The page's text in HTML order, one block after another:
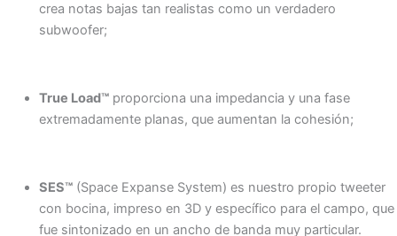
crea notas bajas tan realistas como un verdadero
subwoofer;
True Load™proporciona una impedancia y una fase
extremadamente planas, que aumentan la cohesión;
SES™(Space Expanse System) es nuestro propio tweeter
con bocina, impreso en 3D y específico para el campo, que
fue sintonizado en un ancho de banda muy particular.